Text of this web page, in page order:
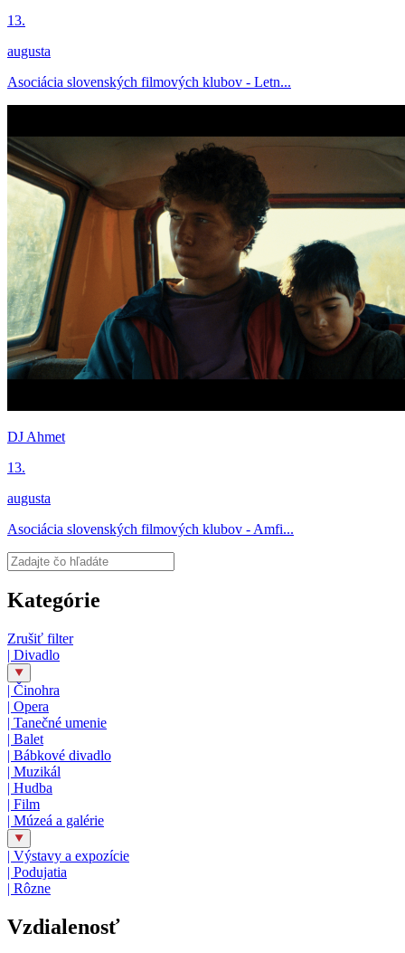
13.
augusta
Asociácia slovenských filmových klubov - Letn...
DJ Ahmet
13.
augusta
Asociácia slovenských filmových klubov - Amfi...
Kategórie
Zrušiť filter
| Divadlo
| Činohra
| Opera
| Tanečné umenie
| Balet
| Bábkové divadlo
| Muzikál
| Hudba
| Film
| Múzeá a galérie
| Výstavy a expozície
| Podujatia
| Rôzne
Vzdialenosť